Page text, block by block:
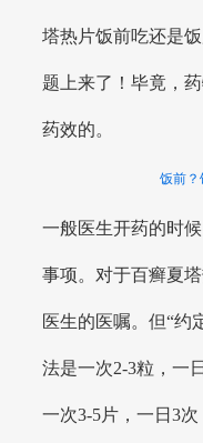
塔热片饭前吃还是
题上来了！毕竟，
药效的。
饭前？
一般医生开药的时
事项。对于百癣夏
医生的医嘱。但“约
法是一次2-3粒，一
一次3-5片，一日3